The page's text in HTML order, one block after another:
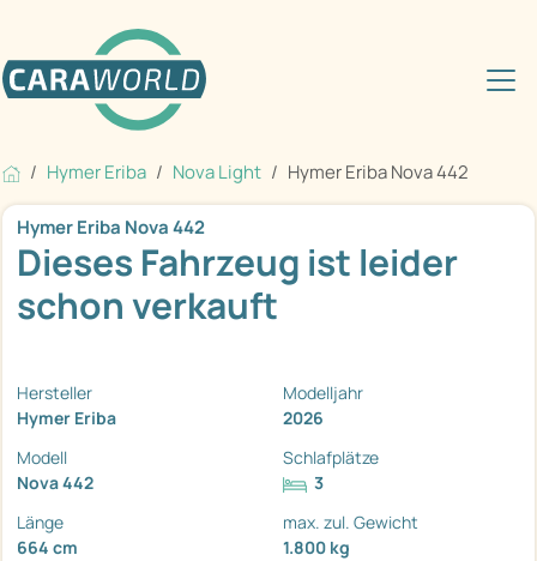
Hymer Eriba Nova Light Hymer Eriba Nova 442
Hymer Eriba Nova 442
Dieses Fahrzeug ist leider
schon verkauft
Hersteller
Hymer Eriba
Modelljahr
2026
Modell
Nova 442
Schlafplätze
3
Länge
664 cm
max. zul. Gewicht
1.800 kg